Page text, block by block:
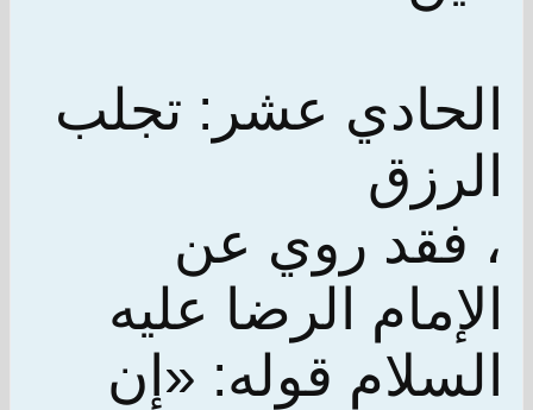
الحادي عشر: تجلب
الرزق
، فقد روي عن
الإمام الرضا عليه
السلام قوله: «إن